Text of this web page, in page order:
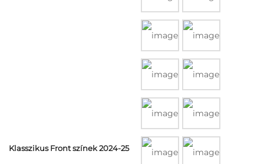
Klasszikus Front színek 2024-25